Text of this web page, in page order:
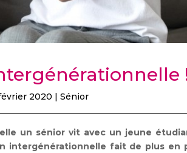
2020 | Sénior
un sénior vit avec un jeune
intergénérationnelle fait de plus en